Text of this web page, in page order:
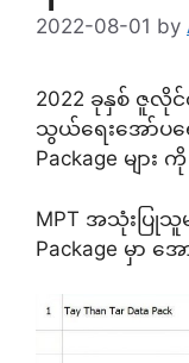
2022-08-01 by
2022 ခုနှစ် ဇူ
သွယ်ရေးအော်ပရ
Package မျာ
MPT အသုံးပြု
Package မှာ အ